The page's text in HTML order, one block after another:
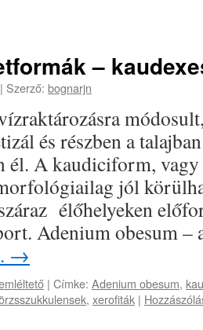
–
| Szerző: bognarjn
és részben a
él. A kaudiciform, vagy
jól
élőhelyeken
Adenium obesum
→
| Címke: Adenium obesum,
, xerofiták |